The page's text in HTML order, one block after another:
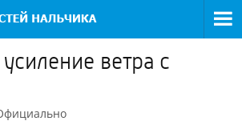
ветра с